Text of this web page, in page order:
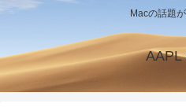
Macの話題
AAPL